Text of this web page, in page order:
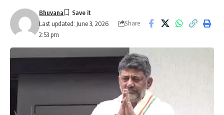
Last updated: June 3, 2026
2:53 pm
Bhuvana
Share